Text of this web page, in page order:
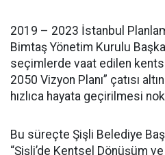
2019 – 2023 İstanbul
Bimtaş Yönetim Kurulu
seçimlerde vaat edilen
2050 Vizyon Planı” çatısı
hızlıca hayata geçirilmesi
Bu süreçte Şişli Belediye
“Şişli’de Kentsel Dönüşüm ve